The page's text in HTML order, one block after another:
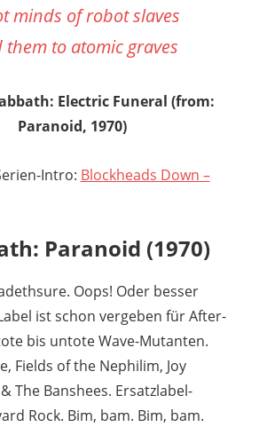
minds of robot slaves
them to atomic graves
Electric Funeral (from:
Paranoid, 1970)
Intro: Blockheads Down –
Paranoid (1970)
Oops! Oder besser
ist schon vergeben für After-
bis untote Wave-Mutanten.
Fields of the Nephilim, Joy
The Banshees. Ersatzlabel-
Rock. Bim, bam. Bim, bam.